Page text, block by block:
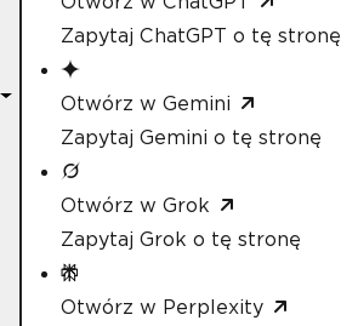
Zapytaj ChatGPT o tę stronę
Otwórz w Gemini
Zapytaj Gemini o tę stronę
Otwórz w Grok
Zapytaj Grok o tę stronę
Otwórz w Perplexity